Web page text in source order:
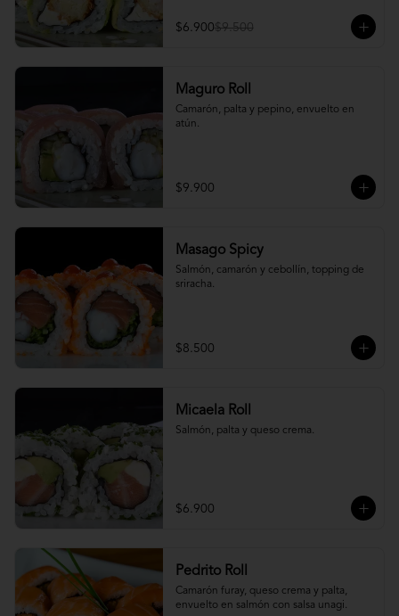
$6.900$9.500
Maguro Roll
Camarón, palta y pepino, envuelto en
atún.
$9.900
Masago Spicy
Salmón, camarón y cebollín, topping de
sriracha.
$8.500
Micaela Roll
Salmón, palta y queso crema.
$6.900
Pedrito Roll
Camarón furay, queso crema y palta,
envuelto en salmón con salsa unagi.